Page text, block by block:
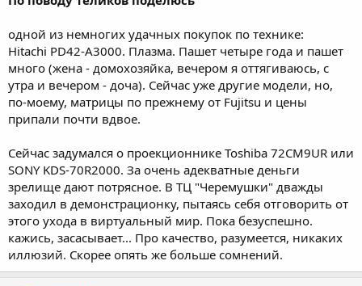
а
одной из немногих удачных покупок по технике:
Hitachi PD42-A3000. Плазма. Пашет четыре года и пашет
много (жена - домохозяйка, вечером я оттягиваюсь, с
утра и вечером - доча). Сейчас уже другие модели, но,
по-моему, матрицы по прежнему от Fujitsu и цены
припали почти вдвое.
Сейчас задумался о проекционнике Toshiba 72CM9UR или
SONY KDS-70R2000. За очень адекватные деньги
зрелище дают потрясное. В ТЦ "Черемушки" дважды
заходил в демонстрационку, пытаясь себя отговорить от
этого ухода в виртуальный мир. Пока безуспешно.
кажись, засасывает... Про качество, разумеется, никаких
иллюзий. Скорее опять же больше сомнений.